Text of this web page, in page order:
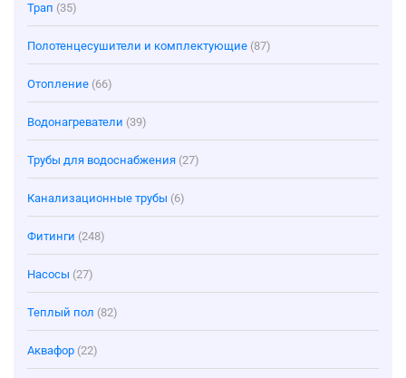
Трап (35)
Полотенцесушители и комплектующие (87)
Отопление (66)
Водонагреватели (39)
Трубы для водоснабжения (27)
Канализационные трубы (6)
Фитинги (248)
Насосы (27)
Теплый пол (82)
Аквафор (22)